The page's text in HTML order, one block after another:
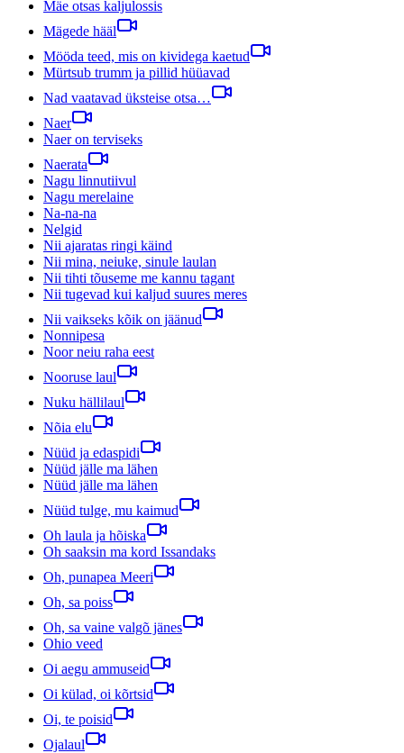
Mäe otsas kaljulossis
Mägede hääl
Mööda teed, mis on kividega kaetud
Mürtsub trumm ja pillid hüüavad
Nad vaatavad üksteise otsa…
Naer
Naer on terviseks
Naerata
Nagu linnutiivul
Nagu merelaine
Na-na-na
Nelgid
Nii ajaratas ringi käind
Nii mina, neiuke, sinule laulan
Nii tihti tõuseme me kannu tagant
Nii tugevad kui kaljud suures meres
Nii vaikseks kõik on jäänud
Nonnipesa
Noor neiu raha eest
Nooruse laul
Nuku hällilaul
Nõia elu
Nüüd ja edaspidi
Nüüd jälle ma lähen
Nüüd jälle ma lähen
Nüüd tulge, mu kaimud
Oh laula ja hõiska
Oh saaksin ma kord Issandaks
Oh, punapea Meeri
Oh, sa poiss
Oh, sa vaine valgõ jänes
Ohio veed
Oi aegu ammuseid
Oi külad, oi kõrtsid
Oi, te poisid
Ojalaul